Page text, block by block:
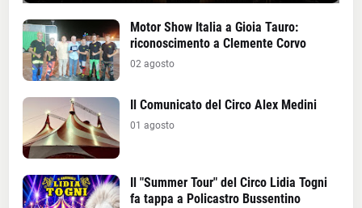
Motor Show Italia a Gioia Tauro:
riconoscimento a Clemente Corvo
02 agosto
Il Comunicato del Circo Alex Medini
01 agosto
Il "Summer Tour" del Circo Lidia Togni
fa tappa a Policastro Bussentino